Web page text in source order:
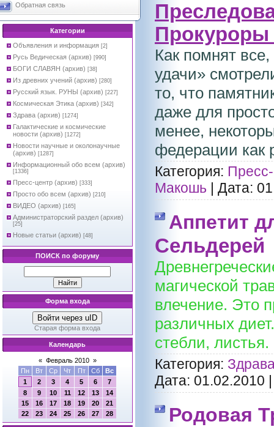
Обратная связь
Категории
Объявления и информация [2]
Русь Ведическая (архив) [990]
БОГИ СЛАВЯН (архив) [38]
Из древних учений (архив) [280]
Русский язык. РУНЫ (архив) [227]
Космическая Этика (архив) [342]
Здрава (архив) [1274]
Галактические и космические
новости (архив) [1272]
Новости научные и околонаучные
(архив) [1287]
Информационный обо всем (архив)
[1336]
Пресс-центр (архив) [333]
Просто обо всем (архив) [210]
ВИДЕО (архив) [165]
Администраторский раздел (архив)
[25]
Новые статьи (архив) [48]
ПОИСК по форуму
Форма входа
Войти через uID
Старая форма входа
Календарь
« Февраль 2010 »
Пн
Вт Ср Чт Пт Сб
Вс
1
2 3 4 5 6
7
8
9 10 11 12 13
14
15
16 17 18 19 20
21
22
23 24 25 26 27 28
Прокуроры
Как помнят
удачи»
то, что
даже для
менее,
федерации как
Категория:
Макошь
Дата:
Аппетит
Сельдерей
магической
влечение. Это
различных
стебли, листья.
Категория:
Дата: 01.02.2010
Родовая